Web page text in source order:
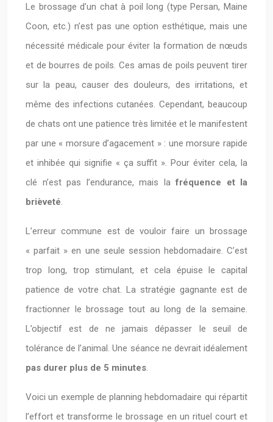
Le brossage d’un chat à poil long (type Persan, Maine
Coon, etc.) n’est pas une option esthétique, mais une
nécessité médicale pour éviter la formation de nœuds
et de bourres de poils. Ces amas de poils peuvent tirer
sur la peau, causer des douleurs, des irritations, et
même des infections cutanées. Cependant, beaucoup
de chats ont une patience très limitée et le manifestent
par une « morsure d’agacement » : une morsure rapide
et inhibée qui signifie « ça suffit ». Pour éviter cela, la
clé n’est pas l’endurance, mais lafréquence et la
brièveté.
L’erreur commune est de vouloir faire un brossage
« parfait » en une seule session hebdomadaire. C’est
trop long, trop stimulant, et cela épuise le capital
patience de votre chat. La stratégie gagnante est de
fractionner le brossage tout au long de la semaine.
L’objectif est de ne jamais dépasser le seuil de
tolérance de l’animal. Une séance ne devrait idéalement
pas durer plus de 5 minutes.
Voici un exemple de planning hebdomadaire qui répartit
l’effort et transforme le brossage en un rituel court et